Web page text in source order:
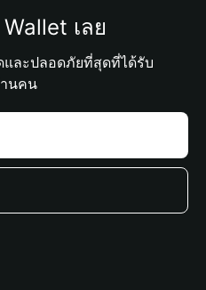
เลย
ละปลอดภัยที่สุดที่ได้รับ
านคน